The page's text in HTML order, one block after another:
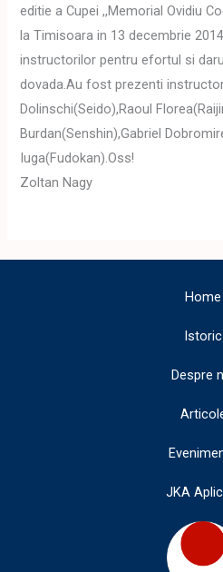
editie a Cupei ,,Memorial Ovidiu
la Timisoara in 13 decembrie
instructorilor pentru efortul si
dovada.Au fost prezenti
Dolinschi(Seido),Raoul
Burdan(Senshin),Gabriel
Iuga(Fudokan).Oss!
Zoltan Nagy
Home
Istoric
Despre
JKA